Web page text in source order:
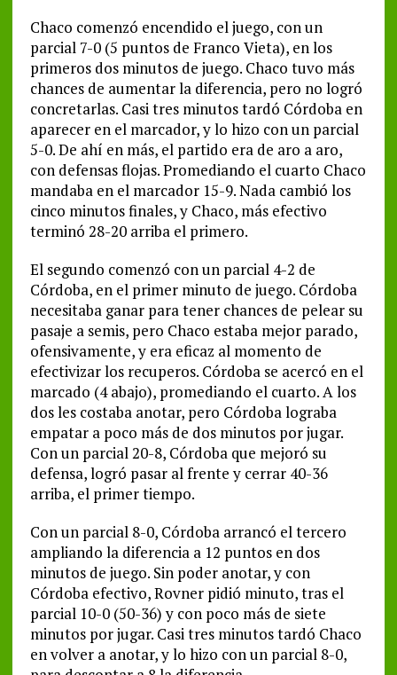
Chaco comenzó encendido el juego, con un
parcial 7-0 (5 puntos de Franco Vieta), en los
primeros dos minutos de juego. Chaco tuvo más
chances de aumentar la diferencia, pero no logró
concretarlas. Casi tres minutos tardó Córdoba en
aparecer en el marcador, y lo hizo con un parcial
5-0. De ahí en más, el partido era de aro a aro,
con defensas flojas. Promediando el cuarto Chaco
mandaba en el marcador 15-9. Nada cambió los
cinco minutos finales, y Chaco, más efectivo
terminó 28-20 arriba el primero.
El segundo comenzó con un parcial 4-2 de
Córdoba, en el primer minuto de juego. Córdoba
necesitaba ganar para tener chances de pelear su
pasaje a semis, pero Chaco estaba mejor parado,
ofensivamente, y era eficaz al momento de
efectivizar los recuperos. Córdoba se acercó en el
marcado (4 abajo), promediando el cuarto. A los
dos les costaba anotar, pero Córdoba lograba
empatar a poco más de dos minutos por jugar.
Con un parcial 20-8, Córdoba que mejoró su
defensa, logró pasar al frente y cerrar 40-36
arriba, el primer tiempo.
Con un parcial 8-0, Córdoba arrancó el tercero
ampliando la diferencia a 12 puntos en dos
minutos de juego. Sin poder anotar, y con
Córdoba efectivo, Rovner pidió minuto, tras el
parcial 10-0 (50-36) y con poco más de siete
minutos por jugar. Casi tres minutos tardó Chaco
en volver a anotar, y lo hizo con un parcial 8-0,